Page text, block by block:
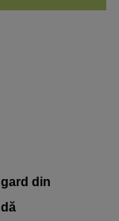
plăților
din